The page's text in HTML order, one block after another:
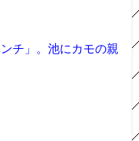
チ」。池にカモの親